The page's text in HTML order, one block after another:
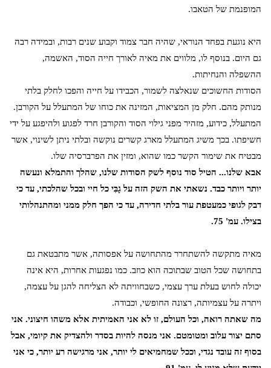
המופנמת של הטאבו.
היא נוגעת בפחד הנוראי, שהיה חבר צמוד וקבוע שנים רבות, ובמידה רבה
גם היום. בנוסף לו, מלווים את מאיה לאורך חייה הסוד, האשמה,
ההשפלה והנחיתות.
הסודות החשוכים שנאלצה לשמור, הכבידו על חייה והפכו לחלק בלתי
מנותק מהם. חלק מן המציאות, המזינה את כוחו של המתעלל על הקורבן.
המתעלל, כידוע, מזהיר מפני גילוי הסוד והקורבן חרד לפגוע ולהיפגע על ידי
חשיפתו. בכך משיג המתעלל מארג קשרים נוקשה ובלתי ניתן לשינוי, אשר
מבטיח את שימור הקשר כמו שהוא, ומזין את הפרברסיה שלו.
אבא שלנו... הטיל סוד נוסף לשק הסודות שלנו, שהלך והתמלא ונעשה
יותר ויותר כבד. נשאתי את השק הזה על גָבִּי כל חיי ובכל שהלכתי, עד כי
דבק לגופי כמעטפת עור בלתי חדירה, עד כי הפך חלק ממני ומהתנהלותי
בצילו. עמ' 75.
מאיה מתקשה להשתחרר מהתחושה על אפסותה, אשר מתבטאת גם
בתחושה שכל הטוב שבתוכה הוא כוזב. כמו נפגעות אחרות, היא אינה
יכולה לחוש בעלת ערך עצמי, כשבחוויתה לא הצליחה להגן על עצמה,
ויתרה על עצמיותה, רצונה החופשי, וכבודה.
מה שאתה רואה, וכל העולם, זו לא אני האמיתית אלא משהו חיצוני. אני
סתם יצור עלוב ומטומטם. אני מנסה להיות בסדר ולהצדיק את קיומי, אבל
בסוף זה עובד נגדי, וככל שמחמיאים לי יותר, אני מרגישה רע יותר, כי אני